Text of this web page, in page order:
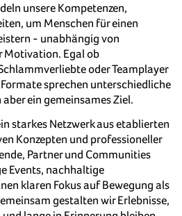
unsere Kompetenzen,
um Menschen für einen
- unabhängig von
Motivation. Egal ob
oder Teamplayer
sprechen unterschiedliche
ein gemeinsames Ziel.
starkes Netzwerk aus etablierten
Konzepten und professioneller
Partner und Communities
Events, nachhaltige
klaren Fokus auf Bewegung als
gestalten wir Erlebnisse,